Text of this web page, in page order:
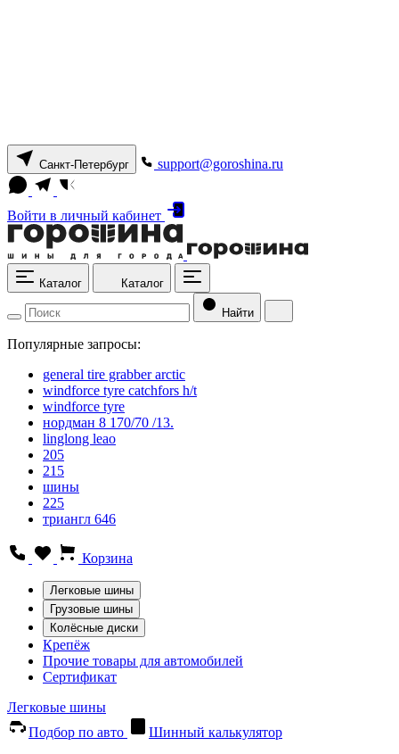
Санкт-Петербург support@goroshina.ru
Войти в личный кабинет
Каталог Каталог
Найти
Популярные запросы:
general tire grabber arctic
windforce tyre catchfors h/t
windforce tyre
нордман 8 170/70 /13.
linglong leao
205
215
шины
225
триангл 646
Корзина
Легковые шины
Грузовые шины
Колёсные диски
Крепёж
Прочие товары для автомобилей
Сертификат
Легковые шины
Подбор по авто
Шинный калькулятор